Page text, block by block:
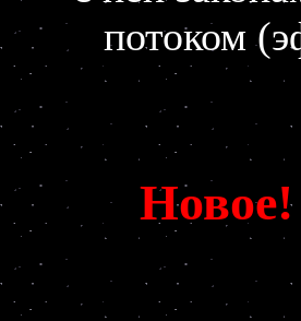
потоком